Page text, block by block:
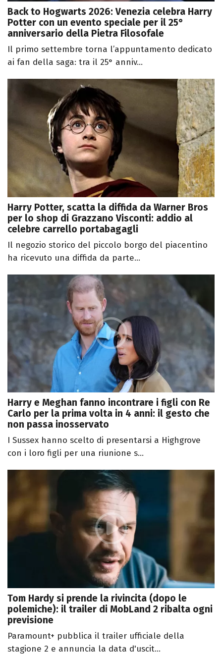
Back to Hogwarts 2026: Venezia celebra Harry
Potter con un evento speciale per il 25°
anniversario della Pietra Filosofale
Il primo settembre torna l’appuntamento dedicato
ai fan della saga: tra il 25° anniv...
Harry Potter, scatta la diffida da Warner Bros
per lo shop di Grazzano Visconti: addio al
celebre carrello portabagagli
Il negozio storico del piccolo borgo del piacentino
ha ricevuto una diffida da parte...
Harry e Meghan fanno incontrare i figli con Re
Carlo per la prima volta in 4 anni: il gesto che
non passa inosservato
I Sussex hanno scelto di presentarsi a Highgrove
con i loro figli per una riunione s...
Tom Hardy si prende la rivincita (dopo le
polemiche): il trailer di MobLand 2 ribalta ogni
previsione
Paramount+ pubblica il trailer ufficiale della
stagione 2 e annuncia la data d'uscit...